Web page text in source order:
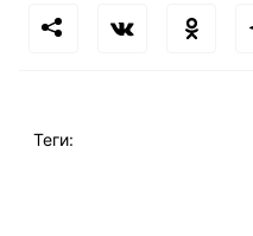
Теги: